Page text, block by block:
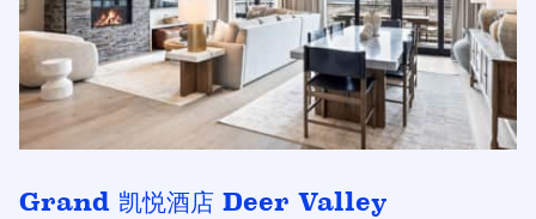
Grand 凯悦酒店 Deer Valley